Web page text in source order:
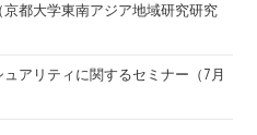
京都大学東南アジア地域研究研究
アリティに関するセミナー（7月